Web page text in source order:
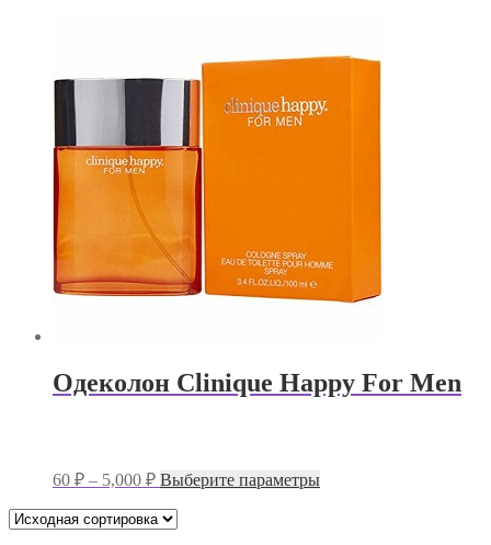
Одеколон Clinique Happy For Men
60 ₽ – 5,000 ₽Диапазон
60 ₽
Выберите параметрыЭтот